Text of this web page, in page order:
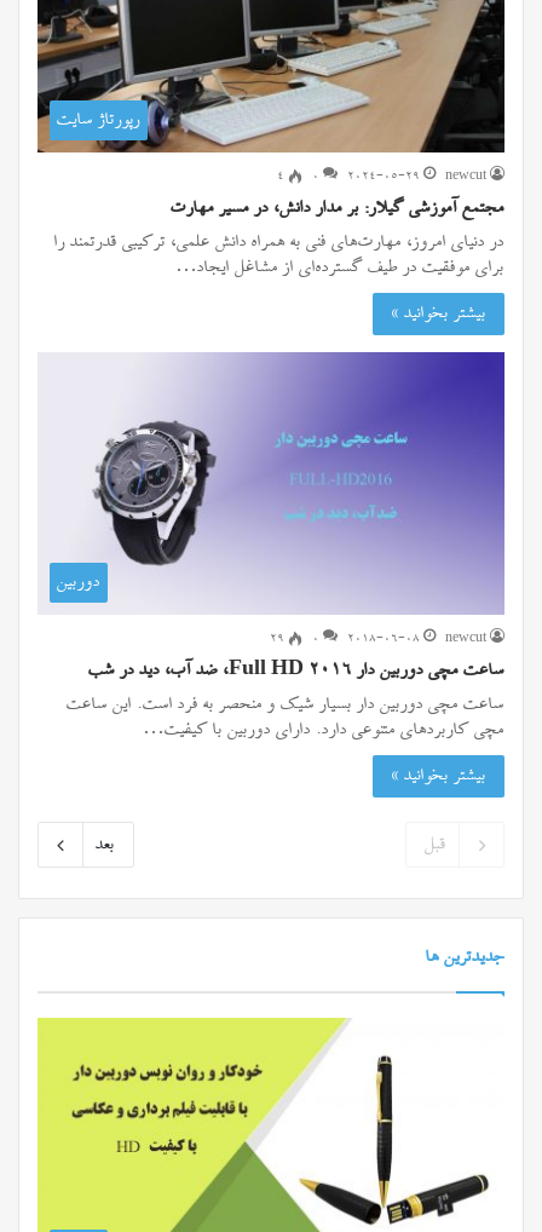
رپورتاژ سایت
newcut
2024-05-29
0 ۴
مجتمع آموزشی گیلار: بر مدار دانش، در مسیر مهارت
در دنیای امروز، مهارت‌های فنی به همراه دانش علمی، ترکیبی قدرتمند را
برای موفقیت در طیف گسترده‌ای از مشاغل ایجاد…
بیشتر بخوانید »
دوربین
newcut
2018-06-08
0 ۲۹
ساعت مچی دوربین دار Full HD 2016، ضد آب، دید در شب
ساعت مچی دوربین دار بسیار شیک و منحصر به فرد است. این ساعت
مچی کاربردهای متنوعی دارد. دارای دوربین با کیفیت…
بیشتر بخوانید »
قبل بعد
جدیدترین ها